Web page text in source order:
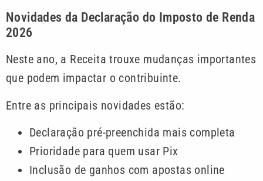
Novidades da Declaração do Imposto de Renda
2026
Neste ano, a Receita trouxe mudanças importantes
que podem impactar o contribuinte.
Entre as principais novidades estão:
Declaração pré-preenchida mais completa
Prioridade para quem usar Pix
Inclusão de ganhos com apostas online